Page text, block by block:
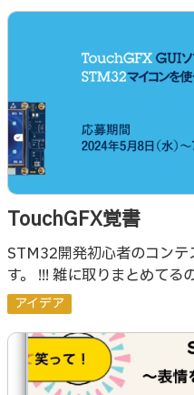
TouchGFX覚書
STM32開発初心者のコン
す。 !!! 雑に取りまとめてるので動かないこともあるかも そ
んな時はXに質問投げて !!!
アイデア